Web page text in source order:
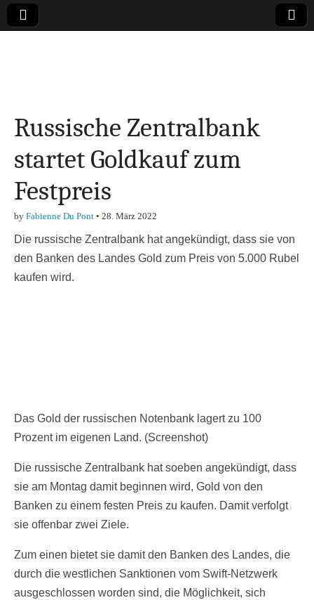
Finanzen,
Marketing-, Vertrieb-
& Investment-Tipps
Russische Zentralbank
startet Goldkauf zum
Festpreis
by Fabienne Du Pont • 28. März 2022
Die russische Zentralbank hat angekündigt, dass sie von
den Banken des Landes Gold zum Preis von 5.000 Rubel
kaufen wird.
Das Gold der russischen Notenbank lagert zu 100
Prozent im eigenen Land. (Screenshot)
Die russische Zentralbank hat soeben angekündigt, dass
sie am Montag damit beginnen wird, Gold von den
Banken zu einem festen Preis zu kaufen. Damit verfolgt
sie offenbar zwei Ziele.
Zum einen bietet sie damit den Banken des Landes, die
durch die westlichen Sanktionen vom Swift-Netzwerk
ausgeschlossen worden sind, die Möglichkeit, sich